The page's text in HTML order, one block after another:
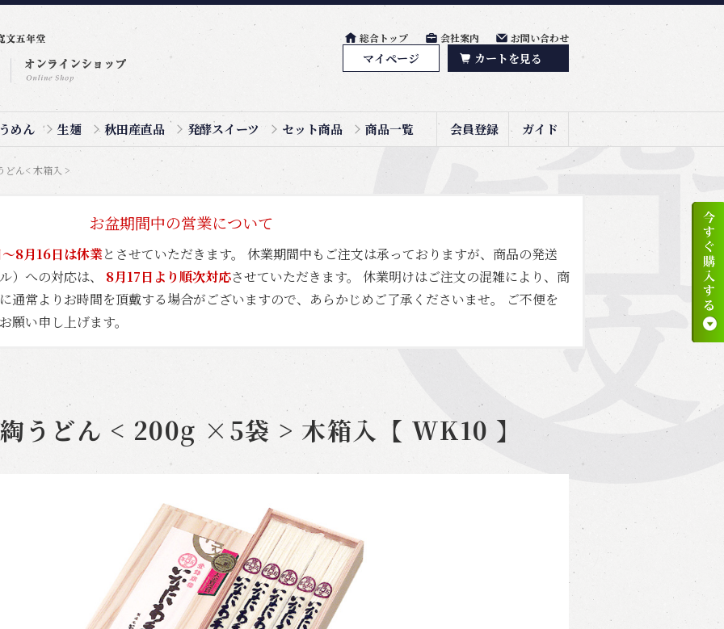
めん 生麺 秋田産直品 発酵スイーツ セット商品 商品一覧 会員登録 ガイド
総合トップ 会社案内 お問い合わせ
マイページ カートを見る
どん< 木箱入 >
お盆期間中の営業について
8月16日は休業とさせていただきます。 休業期間中もご注文は承っておりますが、商品の発送
）への対応は、 8月17日より順次対応させていただきます。 休業明けはご注文の混雑により、商
通常よりお時間を頂戴する場合がございますので、あらかじめご了承くださいませ。 ご不便を
願い申し上げます。
うどん < 200g ×5袋 > 木箱入【 WK10 】